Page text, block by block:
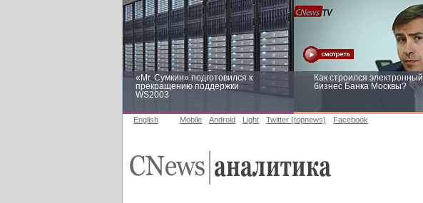
«Mr. Сумкин» подготовился к
прекращению поддержки
WS2003
Как строился электронный
бизнес Банка Москвы?
English Mobile Android Light Twitter (topnews) Facebook